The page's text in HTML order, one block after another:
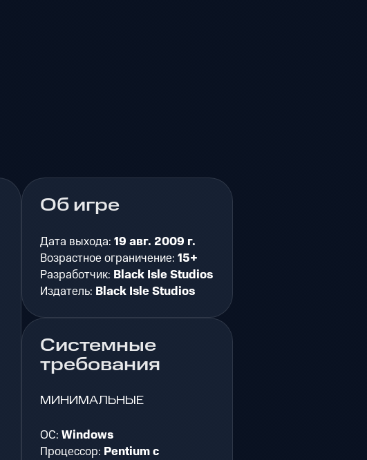
Об игре
Дата выхода: 19 авг. 2009 г.
Возрастное ограничение: 15+
Разработчик: Black Isle Studios
Издатель: Black Isle Studios
Системные
требования
МИНИМАЛЬНЫЕ
ОС: Windows
Процессор: Pentium с